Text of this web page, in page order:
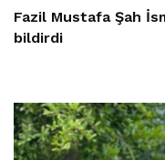
Fazil Mustafa Şah
bildirdi